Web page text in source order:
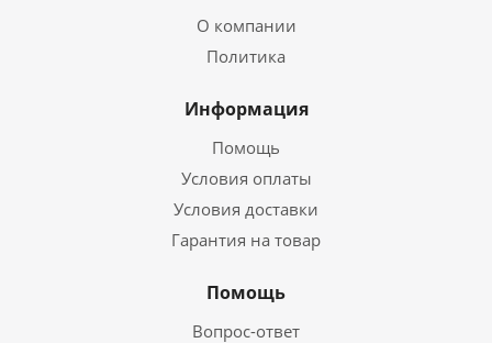
О компании
Политика
Информация
Помощь
Условия оплаты
Условия доставки
Гарантия на товар
Помощь
Вопрос-ответ